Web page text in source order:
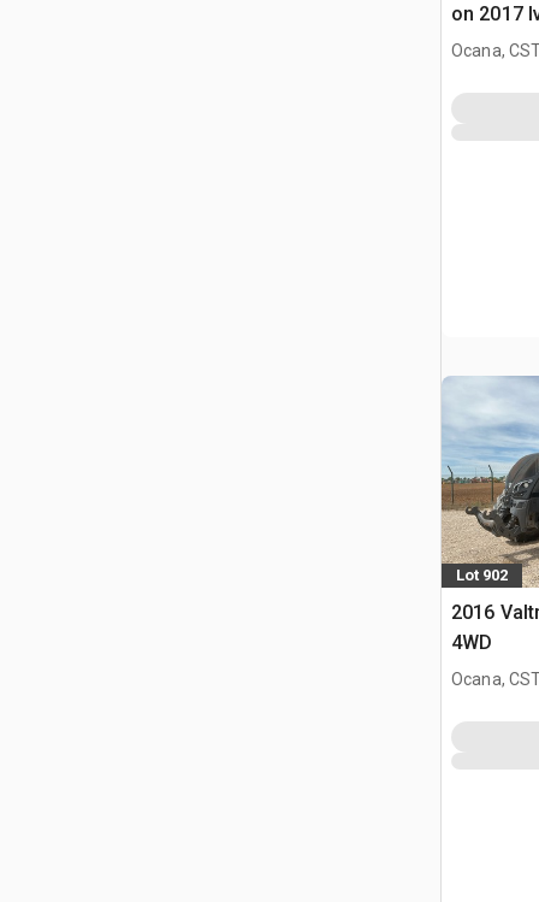
on 2017
210 4x2
Ocana,
Lot 902
2016
4WD
Ocana,